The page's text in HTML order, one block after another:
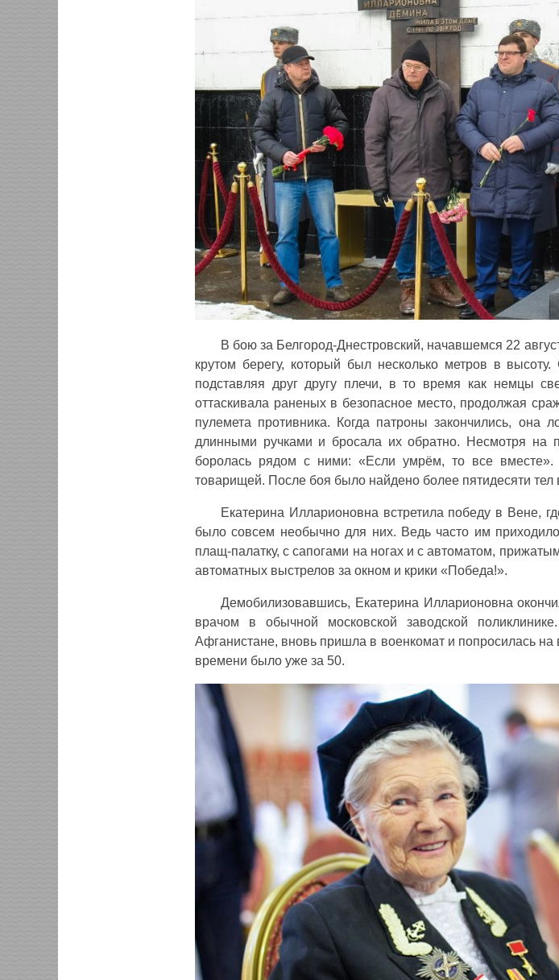
В бою за Белгород-Днестровский, начавшемся 22
крутом берегу, который был несколько метров в
подставляя друг другу плечи, в то время как немцы
оттаскивала раненых в безопасное место, продолжая
пулемета противника. Когда патроны закончились, она
длинными ручками и бросала их обратно. Несмотря на
боролась рядом с ними: «Если умрём, то все вместе».
товарищей. После боя было найдено более пятидесяти тел
Екатерина Илларионовна встретила победу в Вене,
было совсем необычно для них. Ведь часто им
плащ-палатку, с сапогами на ногах и с автоматом,
автоматных выстрелов за окном и крики «Победа!».
Демобилизовавшись, Екатерина Илларионовна
врачом в обычной московской заводской
Афганистане, вновь пришла в военкомат и попросилась на
времени было уже за 50.